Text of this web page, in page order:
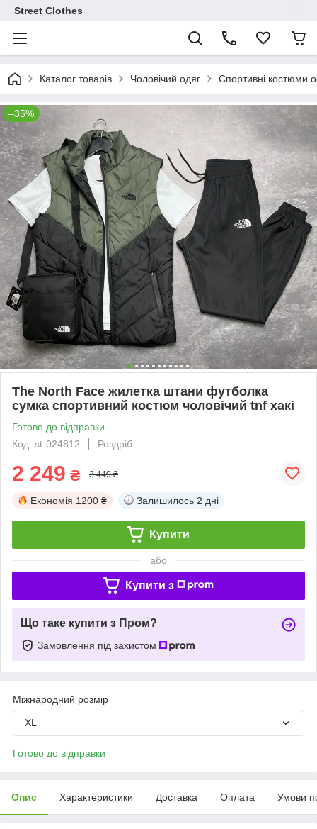
Street Clothes
Каталог товарів Чоловічий одяг Спортивні костюми
–35%
The North Face жилетка штани футболка
сумка спортивний костюм чоловічий tnf хакі
Готово до відправки
Код: st-024812
Роздріб
2 249 ₴ 3 449 ₴
Економія 1200 ₴ Залишилось 2 дні
Купити
або
Купити з
Що таке купити з Пром?
Замовлення під захистом
Міжнародний розмір
XL
Готово до відправки
Опис Характеристики Доставка Оплата Умови